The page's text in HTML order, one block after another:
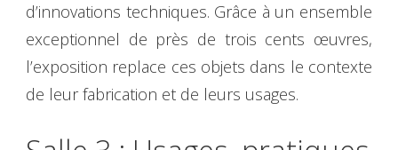
d’innovations techniques. Grâce à un ensemble
exceptionnel de près de trois cents œuvres,
l’exposition replace ces objets dans le contexte
de leur fabrication et de leurs usages.